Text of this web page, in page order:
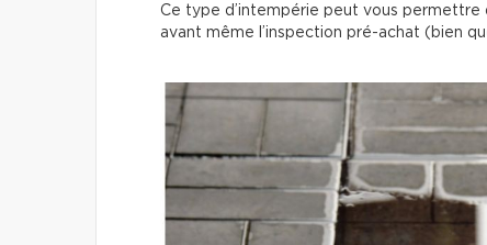
Ce type d’intempérie peut vous permettre
avant même l’inspection pré-achat (bien